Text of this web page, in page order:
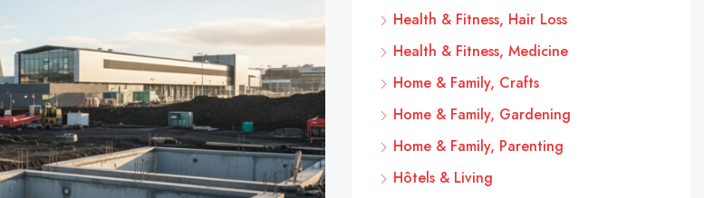
Health & Fitness, Hair Loss
Health & Fitness, Medicine
Home & Family, Crafts
Home & Family, Gardening
Home & Family, Parenting
Hôtels & Living